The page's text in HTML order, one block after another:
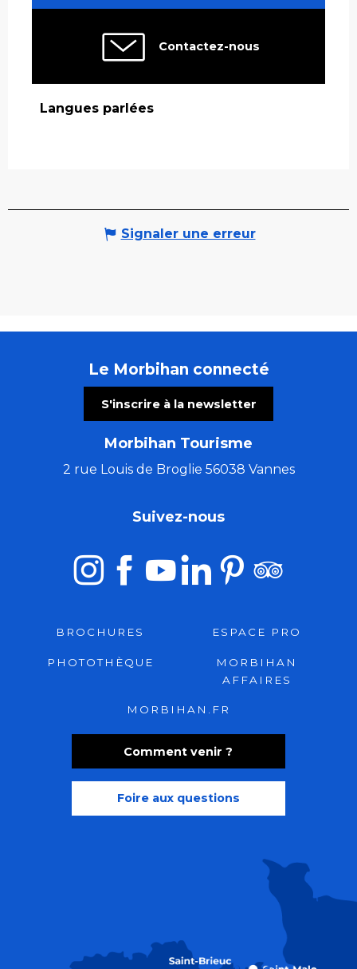
Contactez-nous
Langues parlées
Langues parlées
Signaler une erreur
Le Morbihan connecté
S'inscrire à la newsletter
Morbihan Tourisme
2 rue Louis de Broglie 56038 Vannes
Comment venir ?
Foire aux questions
Suivez-nous
BROCHURES ESPACE PRO
PHOTOTHÈQUE
MORBIHAN
AFFAIRES
MORBIHAN.FR